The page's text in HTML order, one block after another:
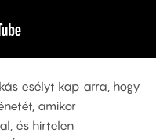
esélyt kap arra, hogy
amikor
és hirtelen